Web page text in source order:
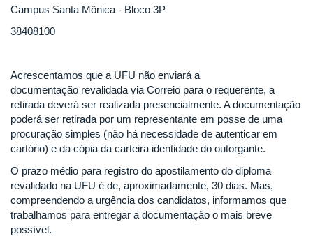
Campus Santa Mônica - Bloco 3P
38408100
Acrescentamos que a UFU não enviará a
documentação revalidada via Correio para o requerente, a
retirada deverá ser realizada presencialmente. A documentação
poderá ser retirada por um representante em posse de uma
procuração simples (não há necessidade de autenticar em
cartório) e da cópia da carteira identidade do outorgante.
O prazo médio para registro do apostilamento do diploma
revalidado na UFU é de, aproximadamente, 30 dias. Mas,
compreendendo a urgência dos candidatos, informamos que
trabalhamos para entregar a documentação o mais breve
possível.